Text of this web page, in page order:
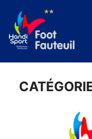
contenu